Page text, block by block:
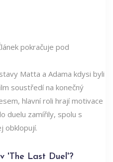
pokračuje pod
Matta a Adama kdysi byli
soustředí na konečný
hlavní roli hrají motivace
duelu zamířily, spolu s
obklopují.
'The Last Duel'?